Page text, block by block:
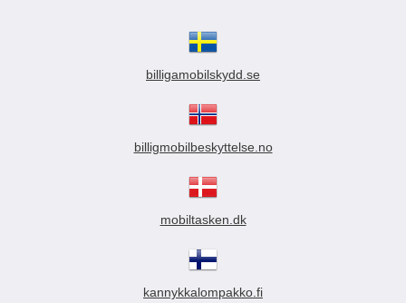
billigamobilskydd.se
billigmobilbeskyttelse.no
mobiltasken.dk
kannykkalompakko.fi